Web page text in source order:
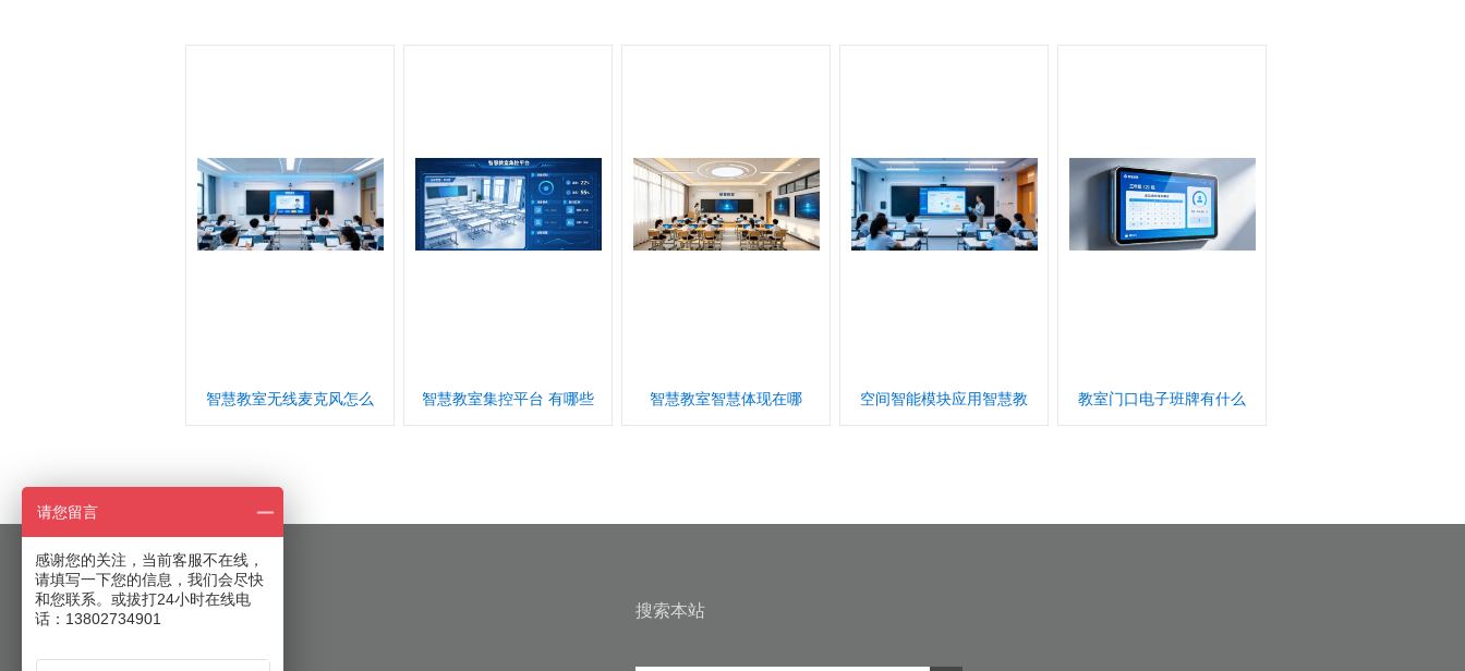
智慧教室无线麦克风怎么 智慧教室集控平台 有哪些 智慧教室智慧体现在哪 空间智能模块应用智慧教 教室门口电子班牌有什么
搜索本站
请您留言
感谢您的关注，当前客服不在线，
请填写一下您的信息，我们会尽快
和您联系。或拔打24小时在线电
话：13802734901